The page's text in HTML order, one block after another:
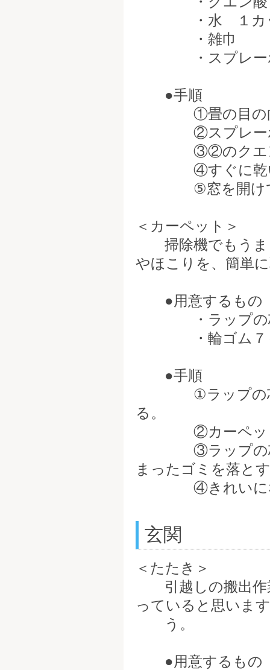
・水 １カ
・雑巾
・スプレーボ
●手順
①畳の目の向き
②スプレーボト
③②のクエン酸
④すぐに乾い
⑤窓を開けて換
＜カーペット＞
掃除機でもうま
やほこりを、簡単
●用意するもの
・ラップの
・輪ゴム７
●手順
①ラップの芯に
る。
②カーペット
③ラップの芯か
まったゴミを落と
④きれいにな
玄関
＜たたき＞
引越しの搬出作
っていると思いま
う。
●用意するもの